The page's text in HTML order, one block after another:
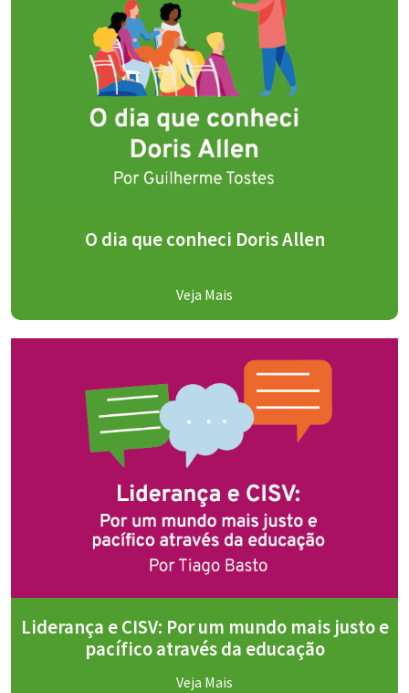
O dia que conheci Doris Allen
Veja Mais
Liderança e CISV: Por um mundo mais justo e
pacífico através da educação
Veja Mais